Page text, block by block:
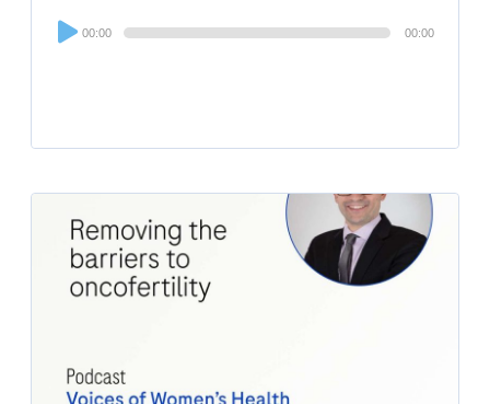
Audio
Player
00:00 00:00